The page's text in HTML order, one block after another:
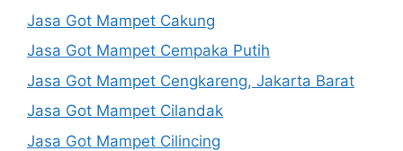
Jasa Got Mampet Cakung
Jasa Got Mampet Cempaka Putih
Jasa Got Mampet Cengkareng, Jakarta Barat
Jasa Got Mampet Cilandak
Jasa Got Mampet Cilincing